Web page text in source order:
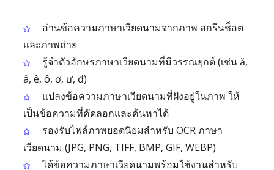
อ่านข้อความภาษาเวียดนามจากภาพ สกรีนช็อต
และภาพถ่าย
รู้จำตัวอักษรภาษาเวียดนามที่มีวรรณยุกต์ (เช่น ă,
â, ê, ô, ơ, ư, đ)
แปลงข้อความภาษาเวียดนามที่ฝังอยู่ในภาพ ให้
เป็นข้อความที่คัดลอกและค้นหาได้
รองรับไฟล์ภาพยอดนิยมสำหรับ OCR ภาษา
เวียดนาม (JPG, PNG, TIFF, BMP, GIF, WEBP)
ได้ข้อความภาษาเวียดนามพร้อมใช้งานสำหรับ